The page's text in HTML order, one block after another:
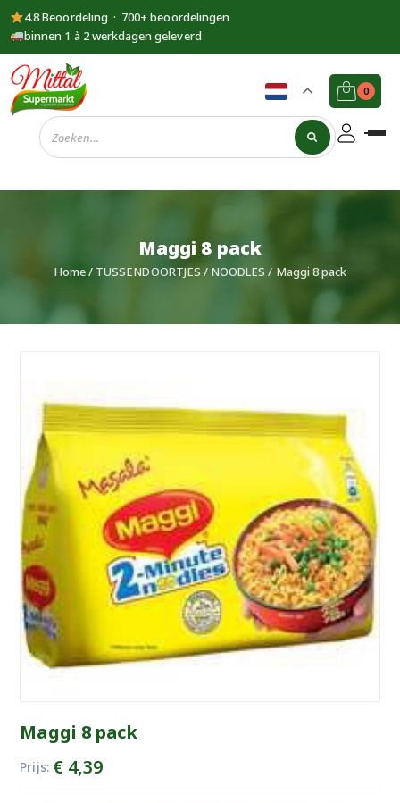
4.8 Beoordeling · 700+ beoordelingen
binnen 1 à 2 werkdagen geleverd
Supermarkt
Mittal
0
Maggi 8 pack
Home/ TUSSENDOORTJES/ NOODLES / Maggi 8 pack
Maggi 8 pack
Prijs: €4,39